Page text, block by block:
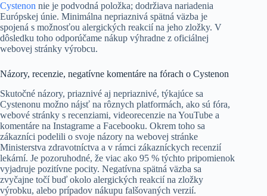
Cystenon nie je podvodná položka; dodržiava nariadenia
Európskej únie. Minimálna nepriaznivá spätná väzba je
spojená s možnosťou alergických reakcií na jeho zložky. V
dôsledku toho odporúčame nákup výhradne z oficiálnej
webovej stránky výrobcu.
Názory, recenzie, negatívne komentáre na fórach o Cystenon
Skutočné názory, priaznivé aj nepriaznivé, týkajúce sa
Cystenonu možno nájsť na rôznych platformách, ako sú fóra,
webové stránky s recenziami, videorecenzie na YouTube a
komentáre na Instagrame a Facebooku. Okrem toho sa
zákazníci podelili o svoje názory na webovej stránke
Ministerstva zdravotníctva a v rámci zákazníckych recenzií
lekární. Je pozoruhodné, že viac ako 95 % týchto pripomienok
vyjadruje pozitívne pocity. Negatívna spätná väzba sa
zvyčajne točí buď okolo alergických reakcií na zložky
výrobku, alebo prípadov nákupu falšovaných verzií.